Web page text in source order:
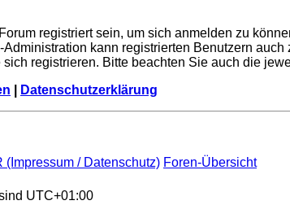
registriert sein, um sich anmelden zu
kann registrierten Benutzern
registrieren. Bitte beachten Sie auch die
Datenschutzerklärung
(Impressum / Datenschutz) Foren-Übersicht
UTC+01:00